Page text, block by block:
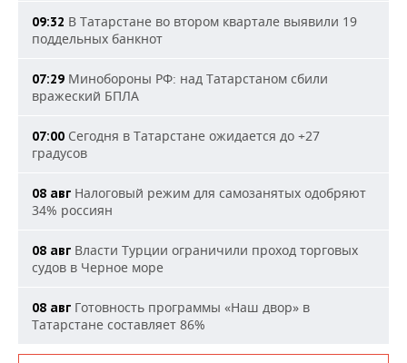
09:32 В Татарстане во втором квартале выявили 19
поддельных банкнот
07:29 Минобороны РФ: над Татарстаном сбили
вражеский БПЛА
07:00 Сегодня в Татарстане ожидается до +27
градусов
08 авг Налоговый режим для самозанятых одобряют
34% россиян
08 авг Власти Турции ограничили проход торговых
судов в Черное море
08 авг Готовность программы «Наш двор» в
Татарстане составляет 86%